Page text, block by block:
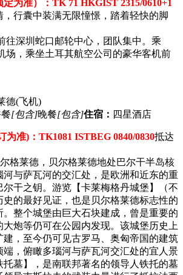
为准）：TK 71 HKGIST 2315/0610+1
行囊中装满无限憧憬，踏着轻快的脚
往深圳蛇口邮轮中心，团队集中。乘
场，乘坐土耳其航空公司的豪华客机前
德(飞机)
[包含]晚餐[包含]住宿： 四星酒店
为准)：TK1081 ISTBEG 0840/0830抵达
格莱德，贝尔格莱德地处巴尔干半岛核
河与萨瓦河的交汇处，是欧洲和近东的重
干之钥。游览【卡莱梅格丹城堡】（不
史的最好见证，也是贝尔格莱德标志性的
整个城堡由巨大石块建成，曾是重要的
炮等仍可在公园内发现。该城堡历史上
建，至今仍可见古罗马、奥匈帝国的建筑
端，俯瞰多瑙河与萨瓦河交汇处的宜人景
墓】，是南联邦著名的领导人铁托的墓